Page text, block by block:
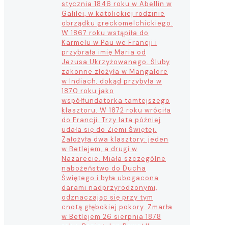
stycznia 1846 roku w Abellin w
Galilei, w katolickiej rodzinie
obrządku greckomelchickiego.
W 1867 roku wstąpiła do
Karmelu w Pau we Francji i
przybrała imię Maria od
Jezusa Ukrzyżowanego. Śluby
zakonne złożyła w Mangalore
w Indiach, dokąd przybyła w
1870 roku jako
współfundatorka tamtejszego
klasztoru. W 1872 roku wróciła
do Francji. Trzy lata później
udała się do Ziemi Świętej.
Założyła dwa klasztory: jeden
w Betlejem, a drugi w
Nazarecie. Miała szczególne
nabożeństwo do Ducha
Świętego i była ubogacona
darami nadprzyrodzonymi,
odznaczając się przy tym
cnotą głębokiej pokory. Zmarła
w Betlejem 26 sierpnia 1878